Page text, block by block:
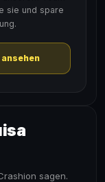
sie und spare
sagen.